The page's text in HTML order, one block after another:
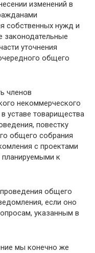
изменений в
собственных нужд и
законодательные
уточнения
общего
членов
некоммерческого
уставе товарищества
повестку
общего собрания
с проектами
к
общего
если оно
указанным в
мы конечно же